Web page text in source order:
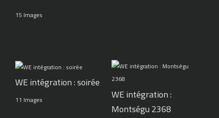
15 Images
WE intégration : soirée
11 Images
WE intégration :
Montségu 2368